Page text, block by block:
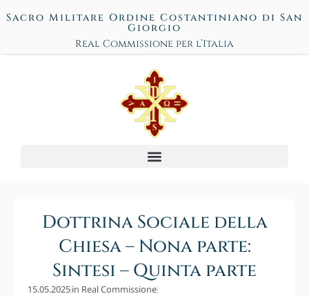
Sacro Militare Ordine Costantiniano di San
Giorgio
Real Commissione per l’Italia
Dottrina Sociale della
Chiesa – Nona parte:
Sintesi – Quinta parte
15.05.2025in Real Commissione